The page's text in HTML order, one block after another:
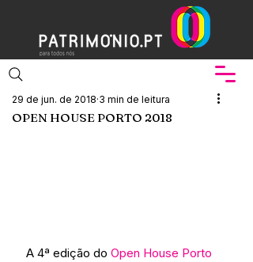
OPEN HOUSE PORTO 2018
29 de jun. de 2018 3 min de leitura
A 4ª edição do Open House Porto